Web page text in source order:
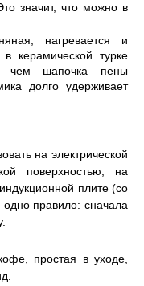
значит, что можно в
нагревается и
керамической турке
чем шапочка пены
долго удерживает
на электрической
поверхностью, на
плите (со
одно правило: сначала
простая в уходе,